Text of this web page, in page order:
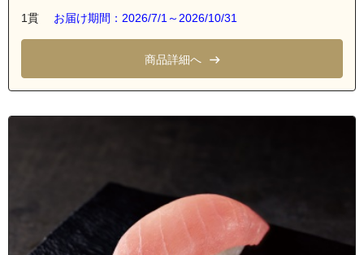
1貫 お届け期間：2026/7/1～2026/10/31
商品詳細へ